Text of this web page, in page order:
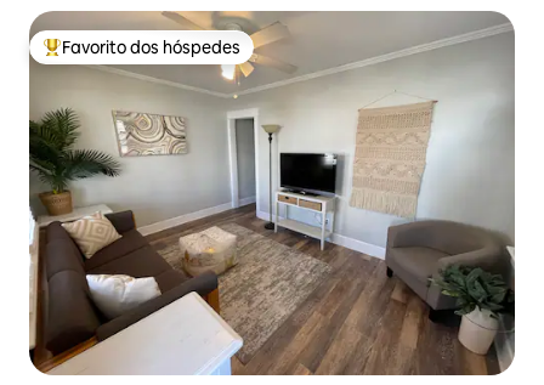
Favoritos dos hóspedes mais apreciados
Favorito dos hóspedes